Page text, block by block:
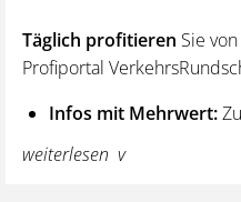
Täglich profitieren Sie
Profiportal
Infos mit Mehrwert:
und Hintergrundwissen
wie z. B. bei den Lenk-
weiterlesen